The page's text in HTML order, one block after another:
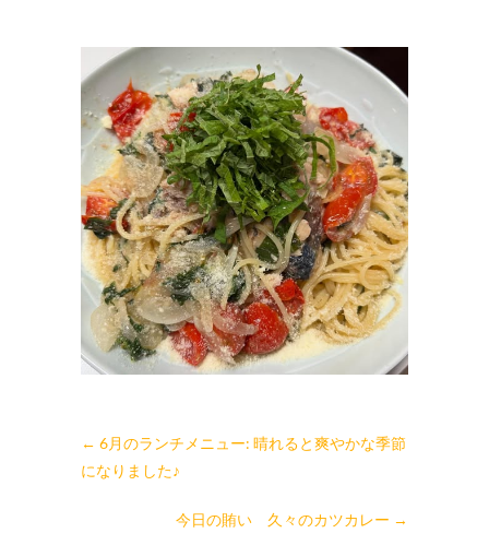
← 6月のランチメニュー: 晴れると爽やかな季節
になりました♪
今日の賄い 久々のカツカレー →